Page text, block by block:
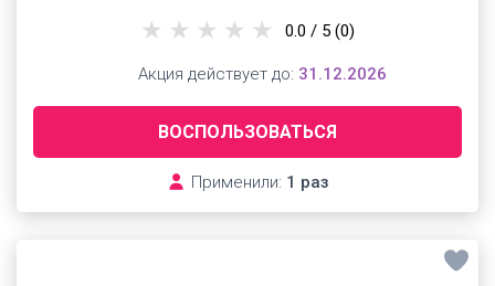
ВОСПОЛЬЗОВАТЬСЯ
Применили: 1 раз
0.0 / 5 (0)
Акция действует до: 31.12.2026